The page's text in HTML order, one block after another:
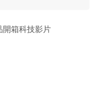
開箱科技影片